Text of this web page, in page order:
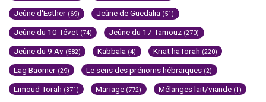
Jeûne d'Esther (69) Jeûne de Guedalia (51)
Jeûne du 10 Tévet (74) Jeûne du 17 Tamouz (270)
Jeûne du 9 Av (582) Kabbala (4) Kriat haTorah (220)
Lag Baomer (29) Le sens des prénoms hébraïques (2)
Limoud Torah (371) Mariage (772) Mélanges lait/viande (1)